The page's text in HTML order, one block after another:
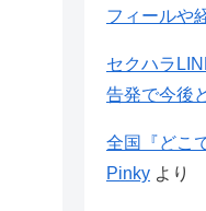
フィールや
セクハラ
告発で今後
全国『どこ
Pinky より